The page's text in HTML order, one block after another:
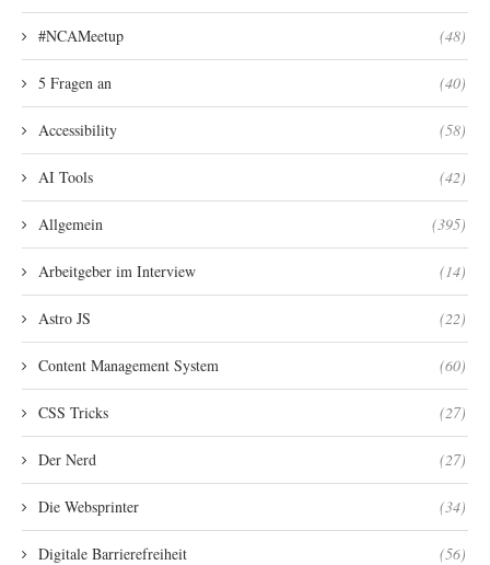
#NCAMeetup (48)
5 Fragen an (40)
Accessibility (58)
AI Tools (42)
Allgemein (395)
Arbeitgeber im Interview (14)
Astro JS (22)
Content Management System (60)
CSS Tricks (27)
Der Nerd (27)
Die Websprinter (34)
Digitale Barrierefreiheit (56)